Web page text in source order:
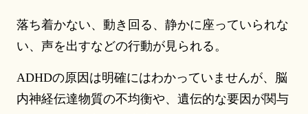
落ち着かない、動き回る、静かに座っていられな
い、声を出すなどの行動が見られる。
ADHDの原因は明確にはわかっていませんが、脳
内神経伝達物質の不均衡や、遺伝的な要因が関与